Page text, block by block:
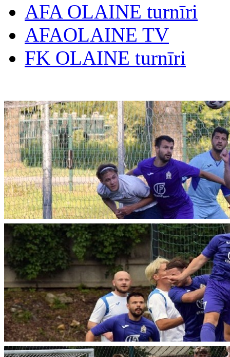
AFA OLAINE turnīri
AFAOLAINE TV
FK OLAINE turnīri